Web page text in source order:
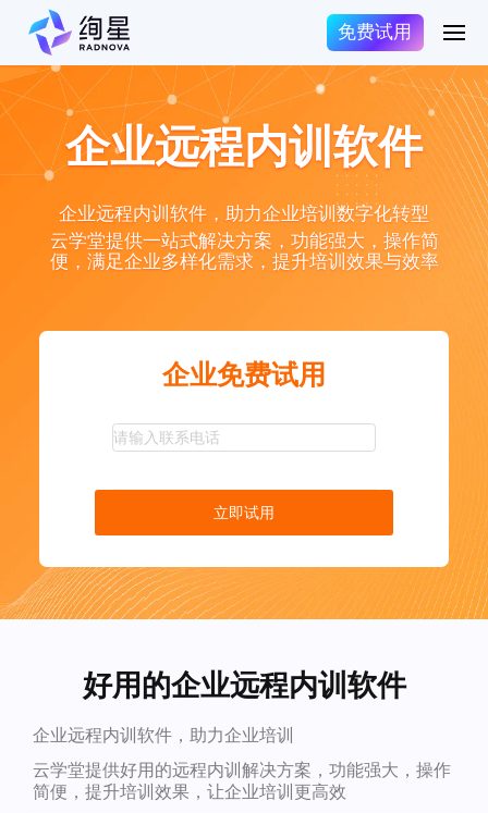
免费试用
企业远程内训软件
企业远程内训软件，助力企业培训数字化转型
云学堂提供一站式解决方案，功能强大，操作简
便，满足企业多样化需求，提升培训效果与效率
企业免费试用
立即试用
好用的企业远程内训软件
企业远程内训软件，助力企业培训
云学堂提供好用的远程内训解决方案，功能强大，操作
简便，提升培训效果，让企业培训更高效